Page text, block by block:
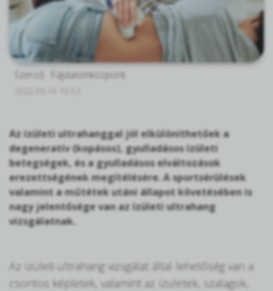
Szerző: Fájdalomközpont
Az ízületi ultrahanggal jól elkülöníthetőek a
degeneratív (kopásos), gyulladásos ízületi
betegségek, és a gyulladásos elváltozások
erezettségének megítélésére. A sportsérülések
valamint a műtétek utáni állapot követésében is
nagy jelentősége van az ízületi ultrahang
vizsgálatnak.
Az ízületi ultrahang vizsgálat által lehetőség van a
csontos képletek, valamint az ízületek, szalagok,